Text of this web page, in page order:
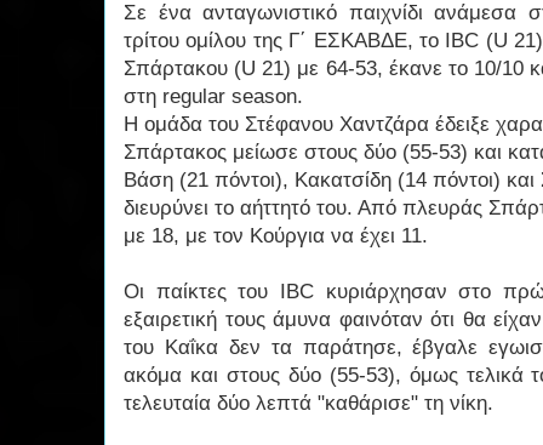
Σε ένα ανταγωνιστικό παιχνίδι ανάμεσα
τρίτου ομίλου της Γ΄ ΕΣΚΑΒΔΕ, το IBC (U
Σπάρτακου (U 21) με 64-53, έκανε το 10/10
στη regular season.
Η ομάδα του Στέφανου Χαντζάρα έδειξε
Σπάρτακος μείωσε στους δύο (55-53) και
Βάση (21 πόντοι), Κακατσίδη (14 πόντοι)
διευρύνει το αήττητό του. Από πλευράς
με 18, με τον Κούργια να έχει 11.
Οι παίκτες του IBC κυριάρχησαν στο
εξαιρετική τους άμυνα φαινόταν ότι θα
του Καΐκα δεν τα παράτησε, έβγαλε
ακόμα και στους δύο (55-53), όμως τελικά
τελευταία δύο λεπτά "καθάρισε" τη νίκη.